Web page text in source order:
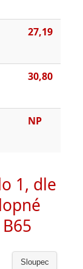
27,19
30,80
NP
1, dle
Sloupec